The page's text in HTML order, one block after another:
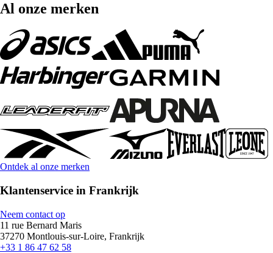
Al onze merken
Ontdek al onze merken
Klantenservice in Frankrijk
Neem contact op
11 rue Bernard Maris
37270 Montlouis-sur-Loire, Frankrijk
+33 1 86 47 62 58